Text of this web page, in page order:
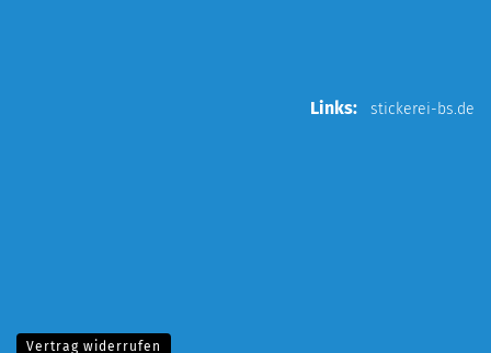
Links: stickerei-bs.de
Vertrag widerrufen